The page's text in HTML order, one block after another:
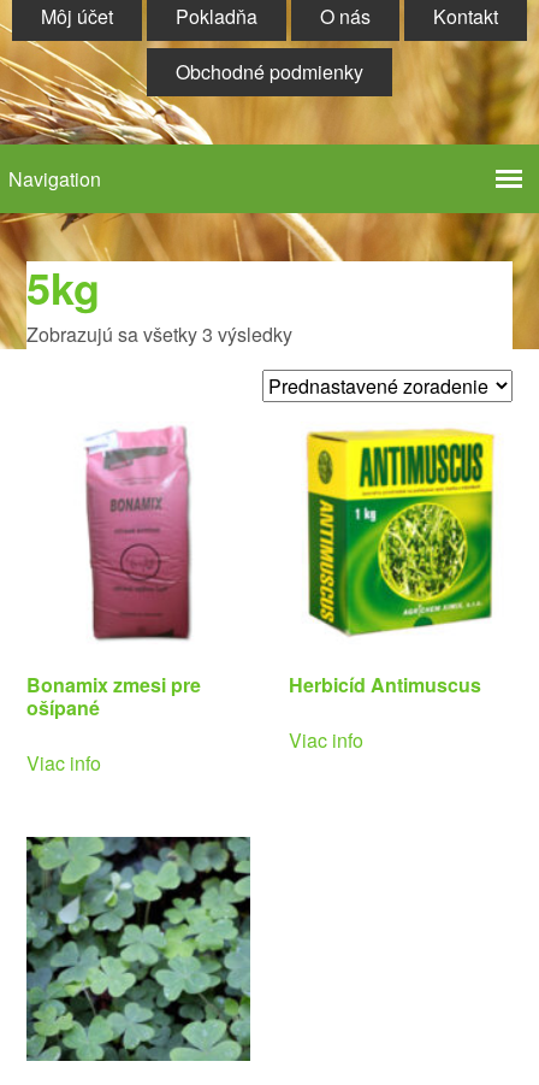
Môj účet Pokladňa O nás
Kontakt
Obchodné podmienky
5kg
Zobrazujú sa všetky 3 výsledky
Bonamix zmesi pre
ošípané
Viac info
Herbicíd Antimuscus
Viac info